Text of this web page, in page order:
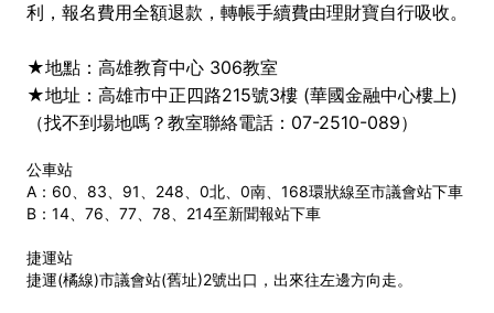
利，報名費用全額退款，轉帳手續費由理財寶自行吸收。
★地點：高雄教育中心 306教室
★地址：高雄市中正四路215號3樓 (華國金融中心樓上)
（找不到場地嗎？教室聯絡電話：07-2510-089）
公車站
A：60、83、91、248、0北、0南、168環狀線至市議會站下車
B：14、76、77、78、214至新聞報站下車
捷運站
捷運(橘線)市議會站(舊址)2號出口，出來往左邊方向走。